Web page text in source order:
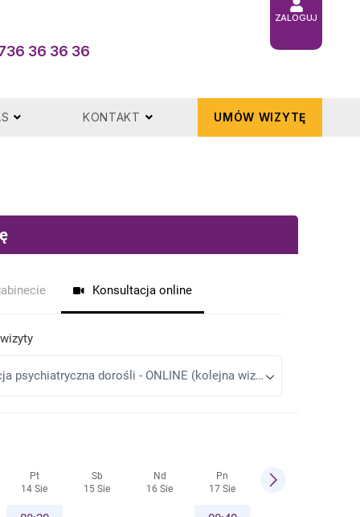
36 36 36
ZALOGUJ
KONTAKT UMÓW WIZYTĘ